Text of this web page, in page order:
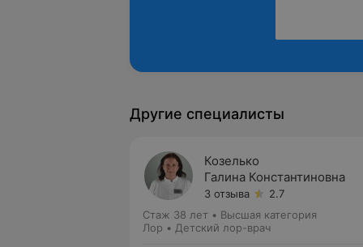
Другие специалисты
Козелько
Галина Константиновна
3 отзыва
2.7
Стаж 38 лет • Высшая категория
Лор • Детский лор-врач